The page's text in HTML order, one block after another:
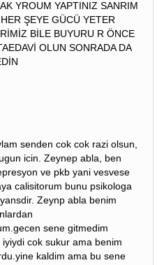
YROUM YAPTINIZ SANRIM
ŞEYE GÜCÜ YETER
BİLE BUYURU R ÖNCE
OLUN SONRADA DA
senden cok cok razi olsun,
icin. Zeynep abla, ben
ve pkb yani vesvese
calisitorum bunu psikologa
Zeynp abla benim
sene gitmedim
cok sukur ama benim
kaldim ama bu sene